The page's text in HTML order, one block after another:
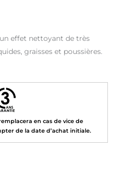
effet nettoyant de très
graisses et poussières.
en cas de vice de
de la date d’achat initiale.